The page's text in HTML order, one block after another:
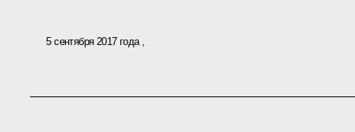
5 сентября 2017 года